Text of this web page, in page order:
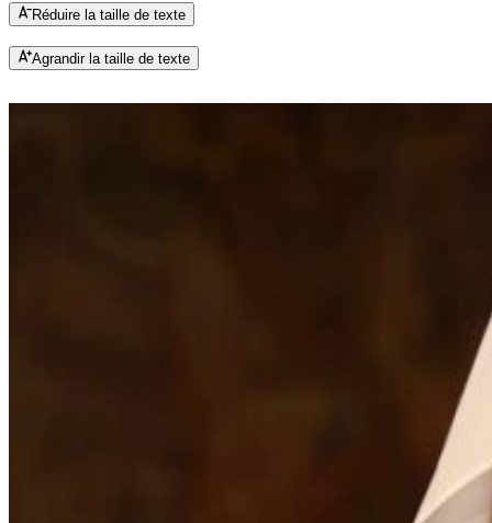
Réduire la taille de texte
Agrandir la taille de texte